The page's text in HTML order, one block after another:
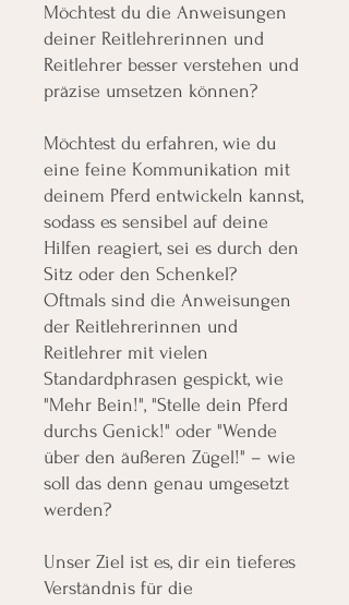
Möchtest du die Anweisungen
deiner Reitlehrerinnen und
Reitlehrer besser verstehen und
präzise umsetzen können?
Möchtest du erfahren, wie du
eine feine Kommunikation mit
deinem Pferd entwickeln kannst,
sodass es sensibel auf deine
Hilfen reagiert, sei es durch den
Sitz oder den Schenkel?
Oftmals sind die Anweisungen
der Reitlehrerinnen und
Reitlehrer mit vielen
Standardphrasen gespickt, wie
"Mehr Bein!", "Stelle dein Pferd
durchs Genick!" oder "Wende
über den äußeren Zügel!" – wie
soll das denn genau umgesetzt
werden?
Unser Ziel ist es, dir ein tieferes
Verständnis für die